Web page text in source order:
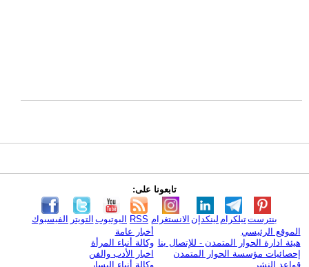
تابعونا على:
الفيسبوك التويتر اليوتيوب RSS الانستغرام لينكدإن تيلكرامبنترست
الموقع الرئيسي
هيئة ادارة الحوار المتمدن - للإتصال بنا
إحصائيات مؤسسة الحوار المتمدن
قواعد النشر
أخبار عامة
وكالة أنباء المرأة
اخبار الأدب والفن
وكالة أنباء اليسار